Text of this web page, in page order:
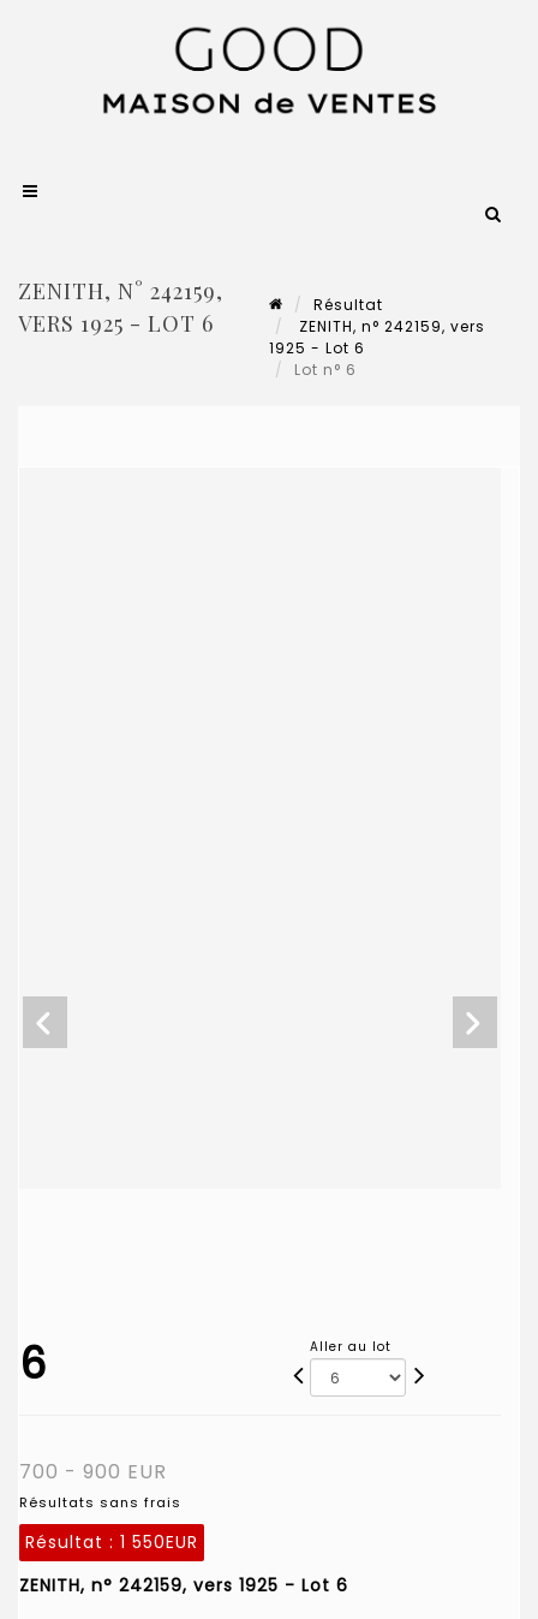
ZENITH, N° 242159,
VERS 1925 - LOT 6
Résultat
ZENITH, n° 242159, vers
1925 - Lot 6
Lot n° 6
6 Aller au lot
700 - 900 EUR
Résultats sans frais
Résultat : 1 550EUR
ZENITH, n° 242159, vers 1925 - Lot 6